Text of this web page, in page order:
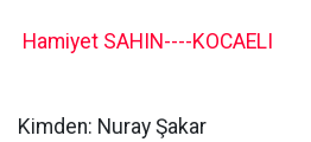
Hamiyet SAHIN----KOCAELI
Kimden: Nuray Şakar